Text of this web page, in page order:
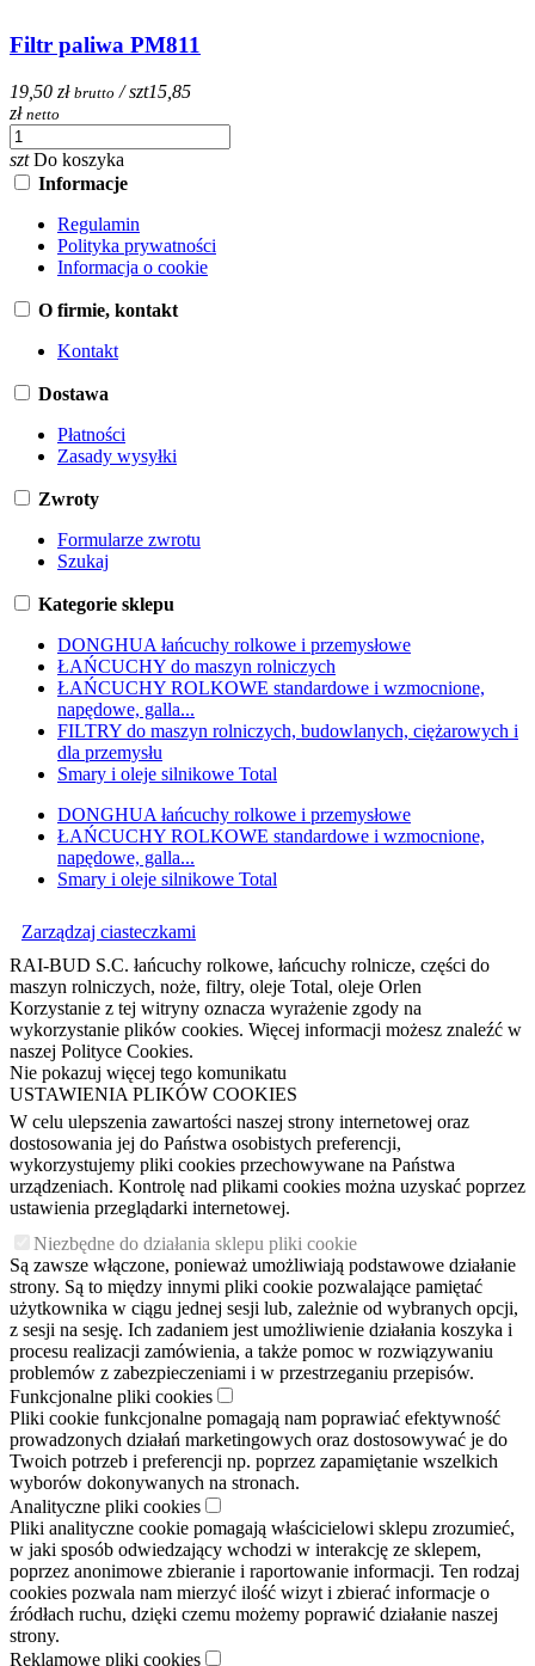
Filtr paliwa PM811
19,50 zł brutto / szt15,85
zł netto
szt Do koszyka
Informacje
Regulamin
Polityka prywatności
Informacja o cookie
O firmie, kontakt
Kontakt
Dostawa
Płatności
Zasady wysyłki
Zwroty
Formularze zwrotu
Szukaj
Kategorie sklepu
DONGHUA łańcuchy rolkowe i przemysłowe
ŁAŃCUCHY do maszyn rolniczych
ŁAŃCUCHY ROLKOWE standardowe i wzmocnione,
napędowe, galla...
FILTRY do maszyn rolniczych, budowlanych, ciężarowych i
dla przemysłu
Smary i oleje silnikowe Total
DONGHUA łańcuchy rolkowe i przemysłowe
ŁAŃCUCHY ROLKOWE standardowe i wzmocnione,
napędowe, galla...
Smary i oleje silnikowe Total
Zarządzaj ciasteczkami
RAI-BUD S.C. łańcuchy rolkowe, łańcuchy rolnicze, części do
maszyn rolniczych, noże, filtry, oleje Total, oleje Orlen
Korzystanie z tej witryny oznacza wyrażenie zgody na
wykorzystanie plików cookies. Więcej informacji możesz znaleźć w
naszej Polityce Cookies.
Nie pokazuj więcej tego komunikatu
USTAWIENIA PLIKÓW COOKIES
W celu ulepszenia zawartości naszej strony internetowej oraz
dostosowania jej do Państwa osobistych preferencji,
wykorzystujemy pliki cookies przechowywane na Państwa
urządzeniach. Kontrolę nad plikami cookies można uzyskać poprzez
ustawienia przeglądarki internetowej.
Niezbędne do działania sklepu pliki cookie
Są zawsze włączone, ponieważ umożliwiają podstawowe działanie
strony. Są to między innymi pliki cookie pozwalające pamiętać
użytkownika w ciągu jednej sesji lub, zależnie od wybranych opcji,
z sesji na sesję. Ich zadaniem jest umożliwienie działania koszyka i
procesu realizacji zamówienia, a także pomoc w rozwiązywaniu
problemów z zabezpieczeniami i w przestrzeganiu przepisów.
Funkcjonalne pliki cookies
Pliki cookie funkcjonalne pomagają nam poprawiać efektywność
prowadzonych działań marketingowych oraz dostosowywać je do
Twoich potrzeb i preferencji np. poprzez zapamiętanie wszelkich
wyborów dokonywanych na stronach.
Analityczne pliki cookies
Pliki analityczne cookie pomagają właścicielowi sklepu zrozumieć,
w jaki sposób odwiedzający wchodzi w interakcję ze sklepem,
poprzez anonimowe zbieranie i raportowanie informacji. Ten rodzaj
cookies pozwala nam mierzyć ilość wizyt i zbierać informacje o
źródłach ruchu, dzięki czemu możemy poprawić działanie naszej
strony.
Reklamowe pliki cookies